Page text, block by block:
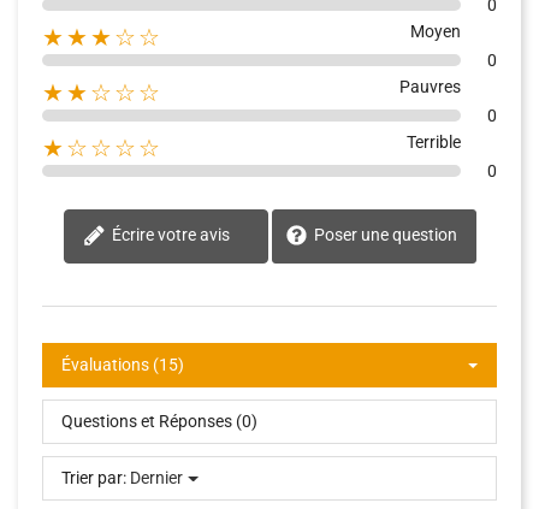
0
★★★☆☆
Moyen
0
★★☆☆☆
Pauvres
0
★☆☆☆☆
Terrible
0
Écrire votre avis Poser une question
Évaluations (15)
Questions et Réponses (0)
Trier par: Dernier